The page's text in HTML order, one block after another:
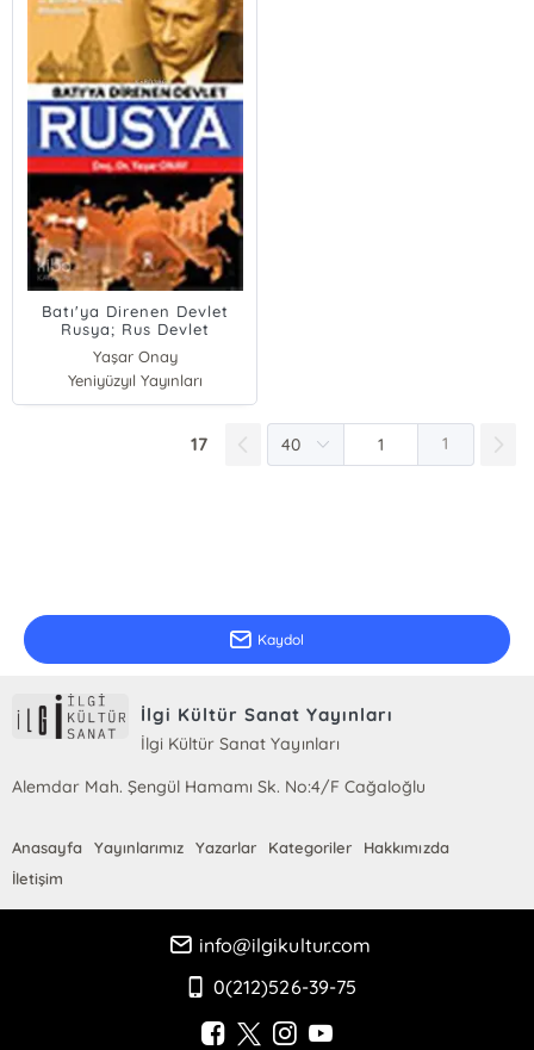
Batı'ya Direnen Devlet
Rusya; Rus Devlet
Geleneği ve Kutsal
Devletin Meşruiyeti
Yaşar Onay
Yeniyüzyıl Yayınları
17 1
Kaydol
İlgi Kültür Sanat Yayınları
İlgi Kültür Sanat Yayınları
Alemdar Mah. Şengül Hamamı Sk. No:4/F Cağaloğlu
Anasayfa Yayınlarımız Yazarlar Kategoriler
Hakkımızda
İletişim
info@ilgikultur.com
0(212)526-39-75